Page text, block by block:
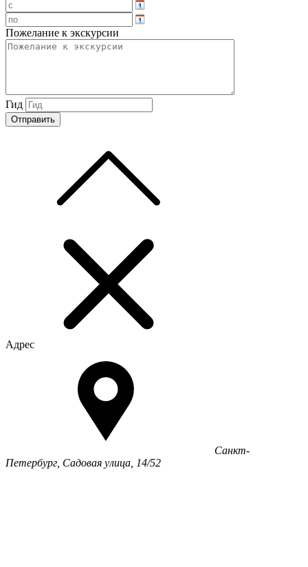
Пожелание к экскурсии
Гид
Адрес
Санкт-
Петербург, Садовая улица, 14/52